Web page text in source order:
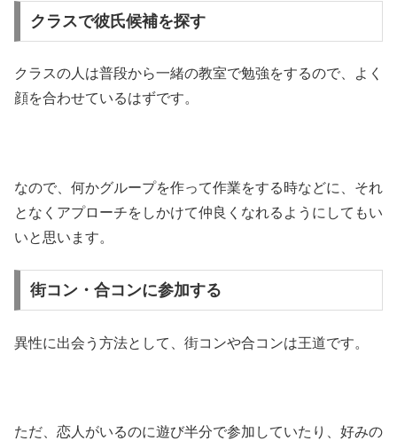
クラスで彼氏候補を探す
クラスの人は普段から一緒の教室で勉強をするので、よく
顔を合わせているはずです。
なので、何かグループを作って作業をする時などに、それ
となくアプローチをしかけて仲良くなれるようにしてもい
いと思います。
街コン・合コンに参加する
異性に出会う方法として、街コンや合コンは王道です。
ただ、恋人がいるのに遊び半分で参加していたり、好みの